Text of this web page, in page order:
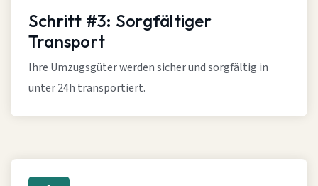
Schritt #3: Sorgfältiger
Transport
Ihre Umzugsgüter werden sicher und sorgfältig in
unter 24h transportiert.